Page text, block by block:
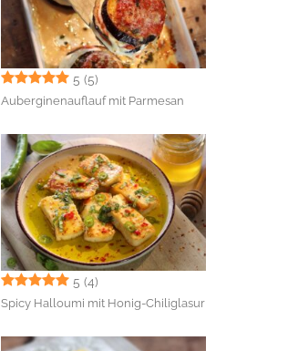
5 (5)
Auberginenauflauf mit Parmesan
5 (4)
Spicy Halloumi mit Honig-Chiliglasur